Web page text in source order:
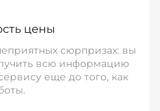
цены
сюрпризах: вы
всю информацию
еще до того, как